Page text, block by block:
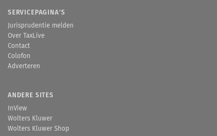
SERVICEPAGINA'S
Jurisprudentie melden
Over TaxLive
Contact
Colofon
Adverteren
ANDERE SITES
InView
Wolters Kluwer
Wolters Kluwer Shop